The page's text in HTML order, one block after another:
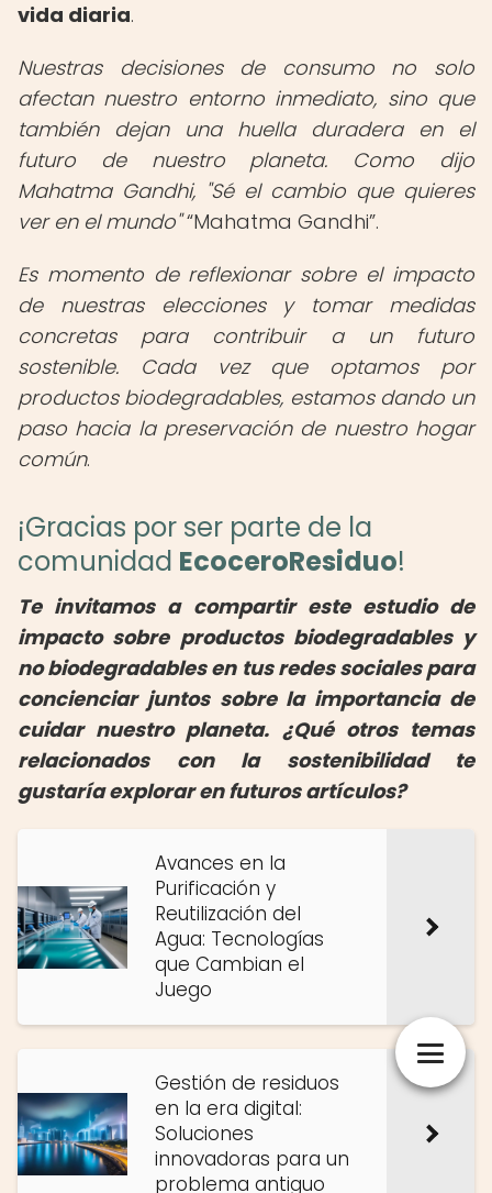
vida diaria.
Nuestras decisiones de consumo no solo
afectan nuestro entorno inmediato, sino que
también dejan una huella duradera en el
futuro de nuestro planeta. Como dijo
Mahatma Gandhi, "Sé el cambio que quieres
ver en el mundo" Mahatma Gandhi .
Es momento de reflexionar sobre el impacto
de nuestras elecciones y tomar medidas
concretas para contribuir a un futuro
sostenible. Cada vez que optamos por
productos biodegradables, estamos dando un
paso hacia la preservación de nuestro hogar
común.
¡Gracias por ser parte de la
comunidad EcoceroResiduo!
Te invitamos a compartir este estudio de
impacto sobre productos biodegradables y
no biodegradables en tus redes sociales para
concienciar juntos sobre la importancia de
cuidar nuestro planeta. ¿Qué otros temas
relacionados con la sostenibilidad te
gustaría explorar en futuros artículos?
Avances en la
Purificación y
Reutilización del
Agua: Tecnologías
que Cambian el
Juego
Gestión de residuos
en la era digital:
Soluciones
innovadoras para un
problema antiguo